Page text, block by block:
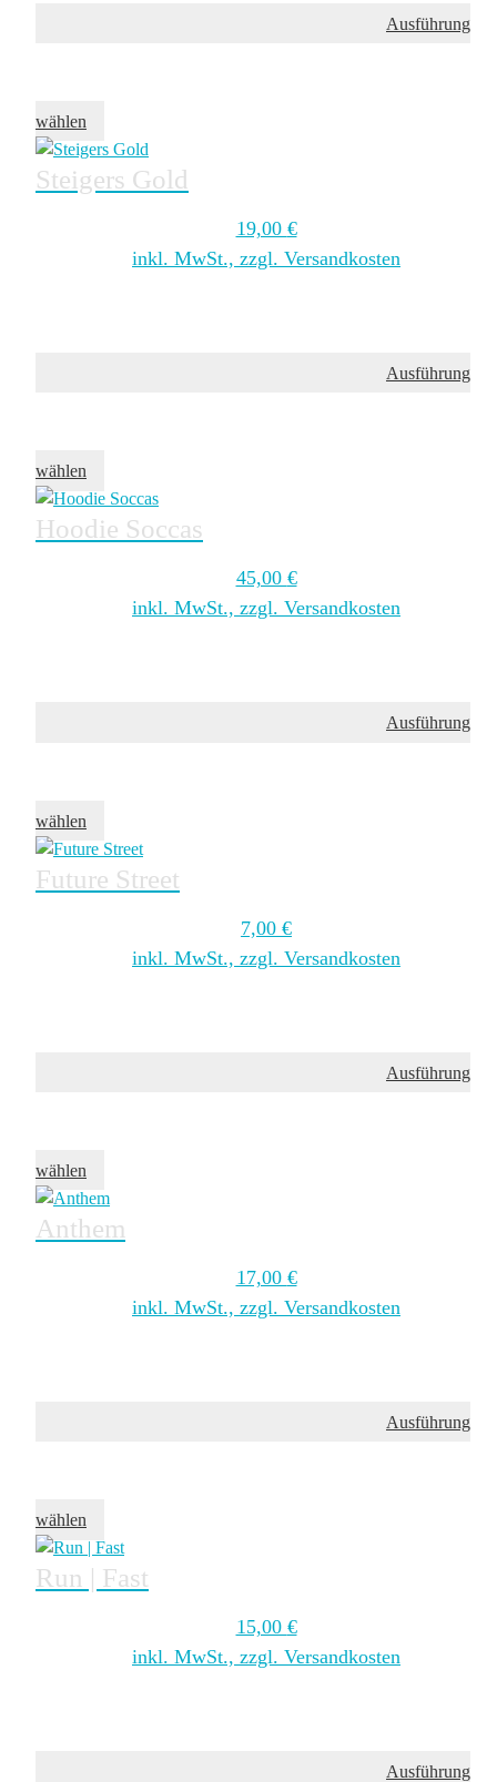
Ausführung
wählen
Steigers Gold
19,00 €
inkl. MwSt., zzgl. Versandkosten
Ausführung
wählen
Hoodie Soccas
45,00 €
inkl. MwSt., zzgl. Versandkosten
Ausführung
wählen
Future Street
7,00 €
inkl. MwSt., zzgl. Versandkosten
Ausführung
wählen
Anthem
17,00 €
inkl. MwSt., zzgl. Versandkosten
Ausführung
wählen
Run | Fast
15,00 €
inkl. MwSt., zzgl. Versandkosten
Ausführung